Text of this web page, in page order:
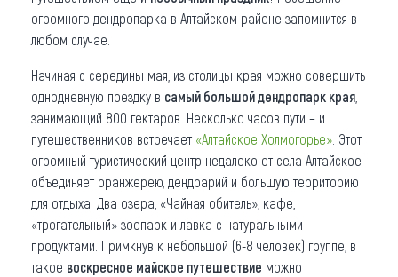
огромного дендропарка в Алтайском районе запомнится в
любом случае.
Начиная с середины мая, из столицы края можно совершить
однодневную поездку в самый большой дендропарк края
занимающий 800 гектаров. Несколько часов пути – и
путешественников встречает «Алтайское Холмогорье» . Этот
огромный туристический центр недалеко от села Алтайское
объединяет оранжерею, дендрарий и большую территорию
для отдыха. Два озера, «Чайная обитель», кафе,
«трогательный» зоопарк и лавка с натуральными
продуктами. Примкнув к небольшой (6-8 человек) группе, в
такое воскресное майское путешествие можно